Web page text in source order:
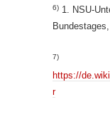
6) 1. NSU-
7)
https://
r